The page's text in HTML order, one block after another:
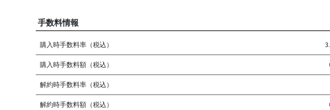
手数料情報
購入時手数料率（税込）
購入時手数料額（税込）
解約時手数料率（税込）
解約時手数料額（税込）